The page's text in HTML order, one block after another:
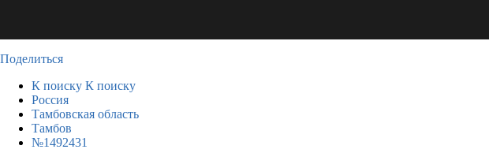
Поделиться
К поиску К поиску
Россия
Тамбовская область
Тамбов
№1492431